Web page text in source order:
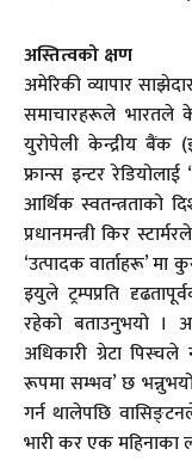
अस्तित्वको क्षण
अमेरिकी व्यापार
समाचारहरूले भारतले
युरोपेली केन्द्रीय बैंक
फ्रान्स इन्टर
आर्थिक स्वतन्त्रताको
प्रधानमन्त्री किर
‘उत्पादक वार्ताहरू’
इयुले ट्रम्पप्रति
रहेको बताउनुभयो ।
अधिकारी ग्रेटा
रूपमा सम्भव’ छ
गर्न थालेपछि
भारी कर एक महिनाका